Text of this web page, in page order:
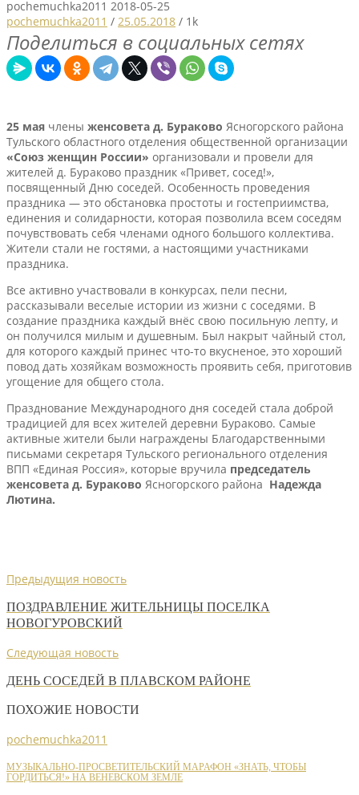
pochemuchka2011 2018-05-25
pochemuchka2011 / 25.05.2018 / 1k
Поделиться в социальных сетях
25 мая члены женсовета д. Бураково Ясногорского района
Тульского областного отделения общественной организации
«Союз женщин России» организовали и провели для
жителей д. Бураково праздник «Привет, сосед!»,
посвященный Дню соседей. Особенность проведения
праздника — это обстановка простоты и гостеприимства,
единения и солидарности, которая позволила всем соседям
почувствовать себя членами одного большого коллектива.
Жители стали не гостями, а настоящими участниками
праздника.
Все активно участвовали в конкурсах, пели песни,
рассказывали веселые истории из жизни с соседями. В
создание праздника каждый внёс свою посильную лепту, и
он получился милым и душевным. Был накрыт чайный стол,
для которого каждый принес что-то вкусненое, это хороший
повод дать хозяйкам возможность проявить себя, приготовив
угощение для общего стола.
Празднование Международного дня соседей стала доброй
традицией для всех жителей деревни Бураково. Самые
активные жители были награждены Благодарственными
письмами секретаря Тульского регионального отделения
ВПП «Единая Россия», которые вручила председатель
женсовета д. Бураково Ясногорского района Надежда
Лютина.
Предыдущия новость
ПОЗДРАВЛЕНИЕ ЖИТЕЛЬНИЦЫ ПОСЕЛКА
НОВОГУРОВСКИЙ
Следующая новость
ДЕНЬ СОСЕДЕЙ В ПЛАВСКОМ РАЙОНЕ
ПОХОЖИЕ НОВОСТИ
pochemuchka2011
МУЗЫКАЛЬНО-ПРОСВЕТИТЕЛЬСКИЙ МАРАФОН «ЗНАТЬ, ЧТОБЫ
ГОРДИТЬСЯ!» НА ВЕНЕВСКОМ ЗЕМЛЕ